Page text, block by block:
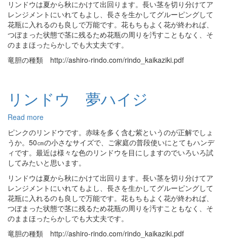
ウ
し
な
や
か
リンドウは夏から秋にかけて出回ります。長い茎を切り分けてア
レンジメントにいれてもよし、長さを生かしてグルーピングして
花瓶に入れるのも良しで万能です。花もちもよく花が終われば、
つぼまった状態で茎に残るため花瓶の周りを汚すこともなく、そ
のままほったらかしでも大丈夫です。
竜胆の種類 http://ashiro-rindo.com/rindo_kaikaziki.pdf
リンドウ 夢ハイジ
Read more
ン
ド
ウ
夢
ハ
イ
ジ
ピンクのリンドウです。赤味を多く含む紫というのが正解でしょ
うか。50㎝の小さなサイズで、ご家庭の普段使いにとてもハンデ
ィです。最近は様々な色のリンドウを目にしますのでいろいろ試
してみたいと思います。
リンドウは夏から秋にかけて出回ります。長い茎を切り分けてア
レンジメントにいれてもよし、長さを生かしてグルーピングして
花瓶に入れるのも良しで万能です。花もちもよく花が終われば、
つぼまった状態で茎に残るため花瓶の周りを汚すこともなく、そ
のままほったらかしでも大丈夫です。
竜胆の種類 http://ashiro-rindo.com/rindo_kaikaziki.pdf